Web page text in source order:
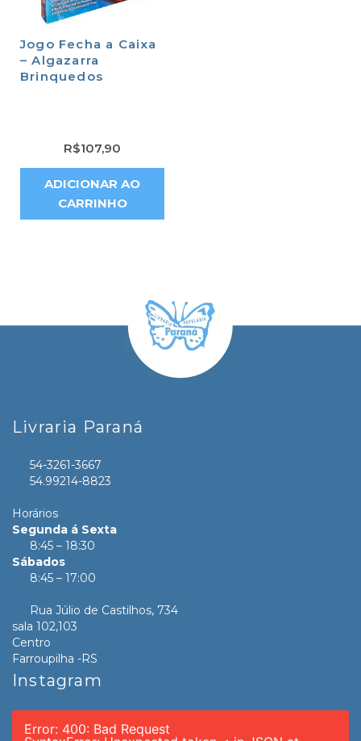
Jogo Fecha a Caixa
– Algazarra
Brinquedos
R$107,90
ADICIONAR AO
CARRINHO
Livraria Paraná
54-3261-3667
54.99214-8823
Horários
Segunda á Sexta
8:45 – 18:30
Sábados
8:45 – 17:00
Rua Júlio de Castilhos, 734
sala 102,103
Centro
Farroupilha -RS
Instagram
Error: 400: Bad Request